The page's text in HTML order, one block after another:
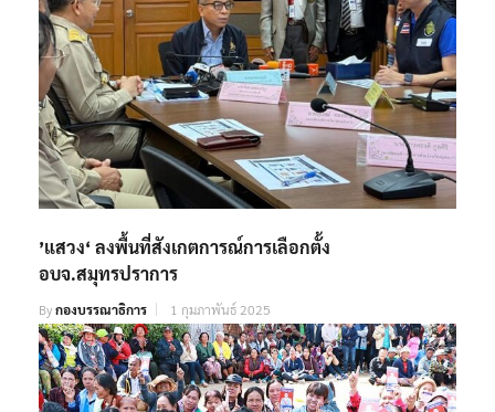
’แสวง‘ ลงพื้นที่สังเกตการณ์การเลือกตั้ง
อบจ.สมุทรปราการ
Byกองบรรณาธิการ 1 กุมภาพันธ์ 2025